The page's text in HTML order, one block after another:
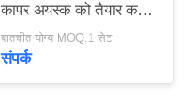
कापर अयस्क को तैयार करने
के लिए
बातचीत योग्य MOQ:1 सेट
संपर्क